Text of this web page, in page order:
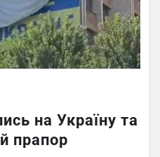
на Україну та
прапор